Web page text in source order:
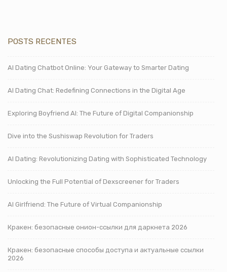
POSTS RECENTES
AI Dating Chatbot Online: Your Gateway to Smarter Dating
AI Dating Chat: Redefining Connections in the Digital Age
Exploring Boyfriend AI: The Future of Digital Companionship
Dive into the Sushiswap Revolution for Traders
AI Dating: Revolutionizing Dating with Sophisticated Technology
Unlocking the Full Potential of Dexscreener for Traders
AI Girlfriend: The Future of Virtual Companionship
Кракен: безопасные онион-ссылки для даркнета 2026
Кракен: безопасные способы доступа и актуальные ссылки
2026